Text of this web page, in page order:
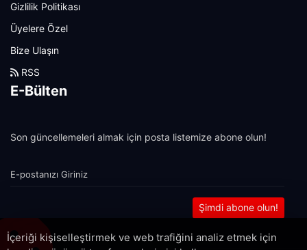
Gizlilik Politikası
Üyelere Özel
Bize Ulaşın
RSS
E-Bülten
Son güncellemeleri almak için posta listemize abone olun!
Şimdi abone olun!
İçeriği kişiselleştirmek ve web trafiğini analiz etmek için